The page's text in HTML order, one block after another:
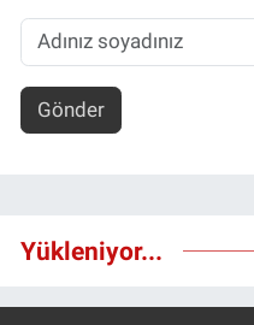
Gönder
Yükleniyor...